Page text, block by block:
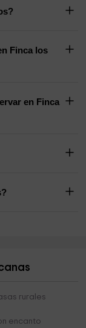
Finca los
en Finca
rurales
encanto